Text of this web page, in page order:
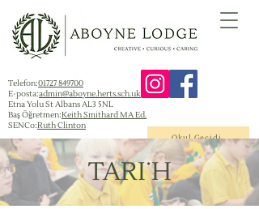
Telefon:01727 849700
E-posta:admin@aboyne.herts.sch.uk
Etna Yolu St Albans AL3 5NL
Baş Öğretmen:Keith Smithard MA Ed.
SENCo:Ruth Clinton
Okul Geçidi
TARİH